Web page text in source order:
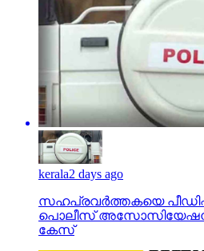
kerala2 days ago
സഹപ്രവര്‍ത്തകയെ
പൊലീസ് അസോസിയേഷന്‍
കേസ്